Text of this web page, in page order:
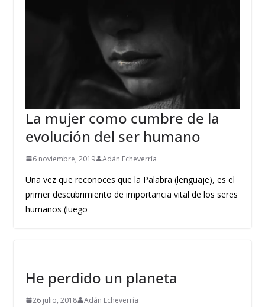
La mujer como cumbre de la
evolución del ser humano
6 noviembre, 2019 Adán Echeverría
Una vez que reconoces que la Palabra (lenguaje), es el
primer descubrimiento de importancia vital de los seres
humanos (luego
He perdido un planeta
26 julio, 2018 Adán Echeverría